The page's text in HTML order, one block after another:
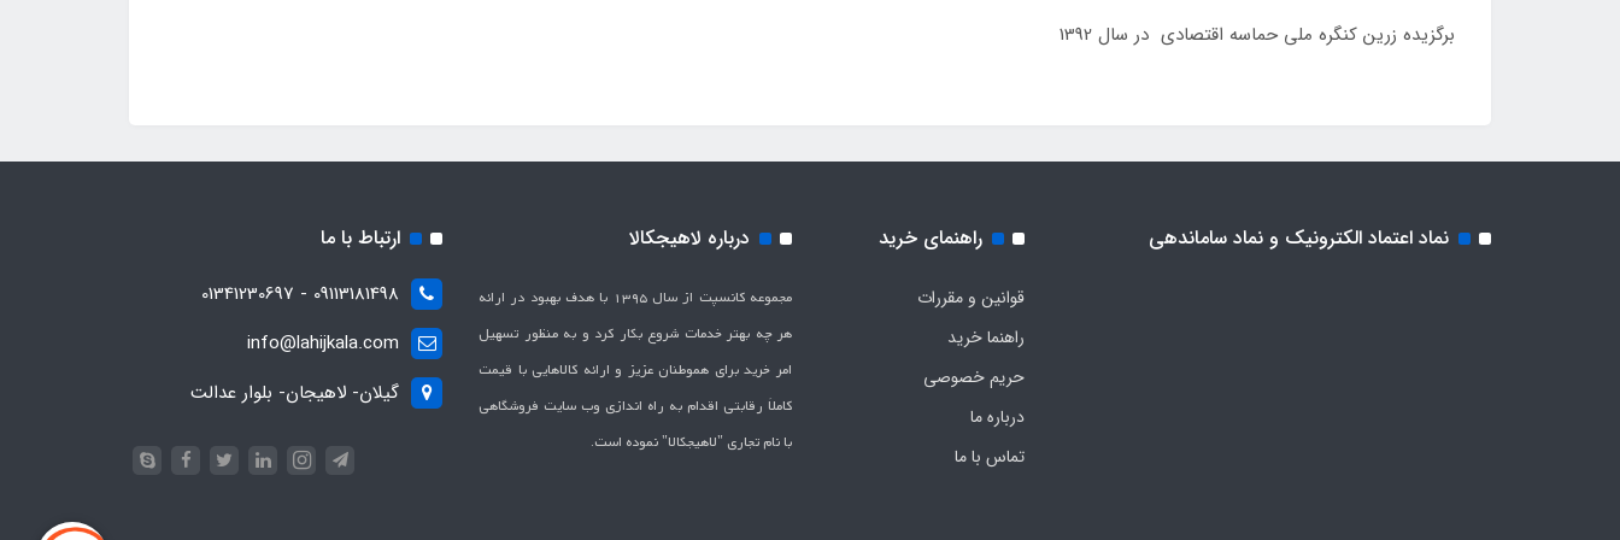
برگزیده زرین کنگره ملی حماسه اقتصادی در سال 1392
نماد اعتماد الکترونیک و نماد ساماندهی راهنمای خرید
قوانین و مقررات
راهنما خرید
حریم خصوصی
درباره ما
تماس با ما
درباره لاهیجکالا
مجموعه کانسپت از سال 1395 با هدف بهبود در ارائه
هر چه بهتر خدمات شروع بکار کرد و به منظور تسهیل
امر خرید برای هموطنان عزیز و ارائه کالاهایی با قیمت
کاملاَ رقابتی اقدام به راه اندازی وب سایت فروشگاهی
با نام تجاری "لاهیج­کالا" نموده است.
ارتباط با ما
09113181498 - 01341230697
info@lahijkala.com
گیلان- لاهیجان- بلوار عدالت